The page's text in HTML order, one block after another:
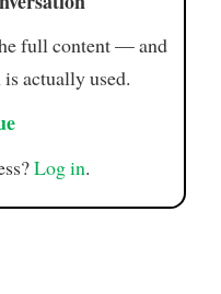
full content — and
actually used.
Log in.